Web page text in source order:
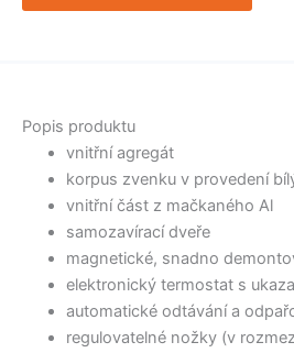
Popis produktu
vnitřní agregát
korpus zvenku v provedení
vnitřní část z mačkaného Al
samozavírací dveře
magnetické, snadno
elektronický termostat s
automatické odtávání a
regulovatelné nožky (v